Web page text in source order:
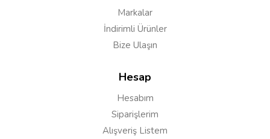
Markalar
İndirimli Ürünler
Bize Ulaşın
Hesap
Hesabım
Siparişlerim
Alışveriş Listem